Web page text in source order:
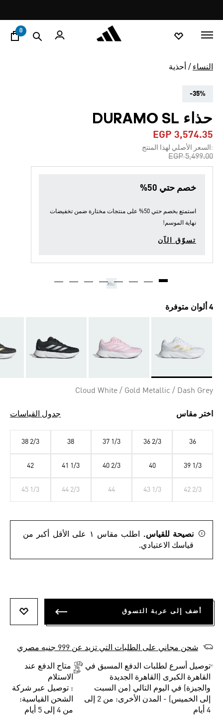
promotion
rotation
0
النساء أحذية
-35%
حذاء DURAMO SL
EGP 3,574.35
:السعر الأصلي لهذا المنتج
Price reduced from
EGP 5,499.00
to
خصم حتي 50%
استمتع بخصم حتي 50% على منتجات مختارة ضمن
تخفيضات
نهاية الموسم!
تسوّق الآن
4 ألوان متوفرة
Cloud White / Gold Metallic / Dash Grey
اختر مقاس جدول القياسات
36
36 2/3
37 1/3
38
38 2/3
39 1/3
40
40 2/3
41 1/3
42
42 2/3
43 1/3
44
44 2/3
45 1/3
نصيحة للقياس.
اطلب مقاس ١ على الأقل أكبر من
قياسك الاعتيادي.
أضف إلى عربة التسوق
شحن مجاني على الطلبات التي تزيد عن 999 جنيه مصري
توصيل أسرع لطلبات الدفع المسبق في
القاهرة الكبرى (القاهرة الجديدة
والجيزة) في اليوم التالي (من السبت
إلى الخميس) - المدن الأخرى: من 2 إلى
4 أيام
متاح الدفع عند
الاستلام
: توصيل عبر شركة
الشحن القياسية:
من 4 إلى 5 أيام